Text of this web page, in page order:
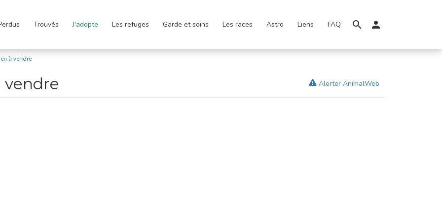
Trouvés J'adopte Les refuges Garde et soins Les races Astro Liens FAQ
à vendre
vendre Alerter AnimalWeb